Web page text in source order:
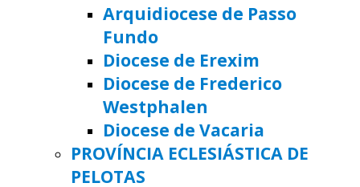
Arquidiocese de Passo
Fundo
Diocese de Erexim
Diocese de Frederico
Westphalen
Diocese de Vacaria
PROVÍNCIA ECLESIÁSTICA DE
PELOTAS